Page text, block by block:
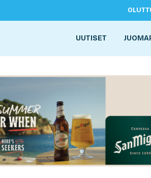
UUTISET